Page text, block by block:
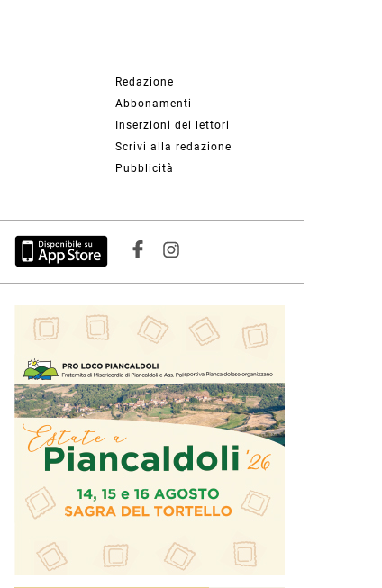
Redazione
Abbonamenti
Inserzioni dei lettori
Scrivi alla redazione
Pubblicità